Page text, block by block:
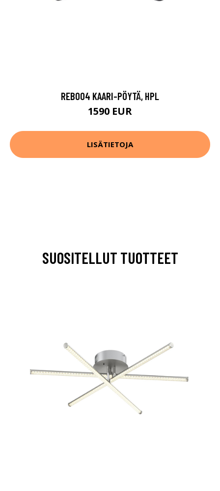
REB004 KAARI-PÖYTÄ, HPL
1590 EUR
LISÄTIETOJA
SUOSITELLUT TUOTTEET